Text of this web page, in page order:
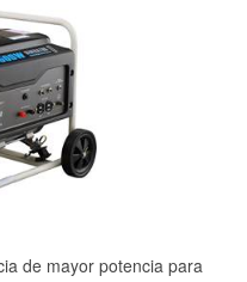
de mayor potencia para